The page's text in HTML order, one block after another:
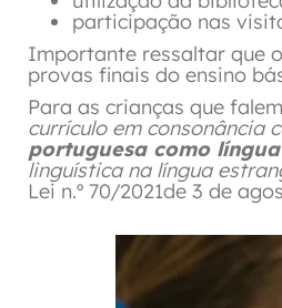
participação nas
Importante ressaltar que
provas finais do ensino
Para as crianças que
currículo em consonância
portuguesa como
linguística na língua
Lei n.º 70/2021de 3 de